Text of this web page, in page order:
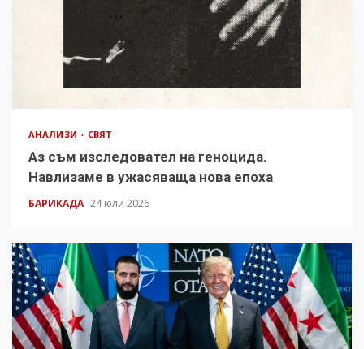
АНАЛИЗИ СВЯТ
Аз съм изследовател на геноцида.
Навлизаме в ужасяваща нова епоха
БАРИКАДА 24 юли 2026